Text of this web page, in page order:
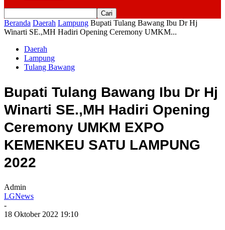
Beranda Daerah Lampung Bupati Tulang Bawang Ibu Dr Hj
Winarti SE.,MH Hadiri Opening Ceremony UMKM...
Daerah
Lampung
Tulang Bawang
Bupati Tulang Bawang Ibu Dr Hj
Winarti SE.,MH Hadiri Opening
Ceremony UMKM EXPO
KEMENKEU SATU LAMPUNG
2022
Admin
LGNews
-
18 Oktober 2022 19:10